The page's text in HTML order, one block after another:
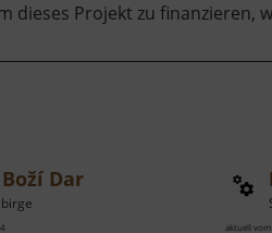
dieses Projekt zu finanzieren,
Dar
aktuell